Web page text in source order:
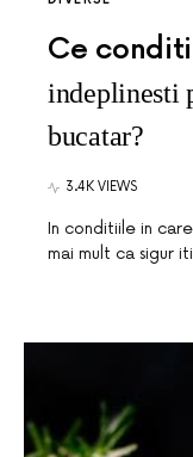
Ce
indeplinesti
bucatar?
3.4K VIEWS
In conditiile in
mai mult ca sigur